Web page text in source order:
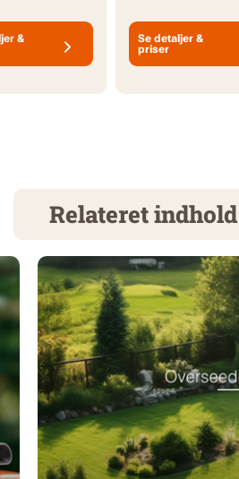
&
Se detaljer &
priser
Relateret indhold